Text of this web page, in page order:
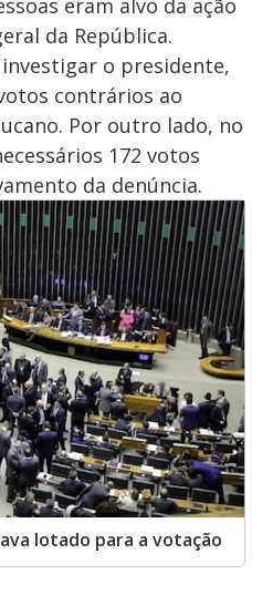
eram alvo da ação
da República.
o presidente,
contrários ao
Por outro lado, no
172 votos
da denúncia.
lotado para a votação